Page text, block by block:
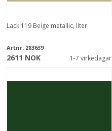
Lack 119 Beige metallic, liter
Artnr: 283639
2611 NOK 1-7 virkedagar